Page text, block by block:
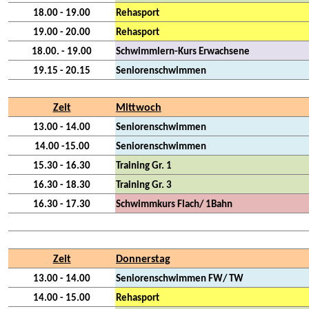
18.00 - 19.00
Rehasport
19.00 - 20.00
Rehasport
18.00. - 19.00
Schwimmlern-Kurs Erwachsene
19.15 - 20.15
Seniorenschwimmen
Zeit Mittwoch
13.00 - 14.00
Seniorenschwimmen
14.00 -15.00
Seniorenschwimmen
15.30 - 16.30
Training Gr. 1
16.30 - 18.30
Training Gr. 3
16.30 - 17.30
Schwimmkurs Flach/ 1Bahn
Zeit Donnerstag
13.00 - 14.00
Seniorenschwimmen FW/ TW
14.00 - 15.00
Rehasport